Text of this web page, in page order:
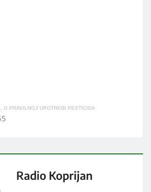
O PRAVILNOJ UPOTREBI PESTICIDA
Radio Koprijan